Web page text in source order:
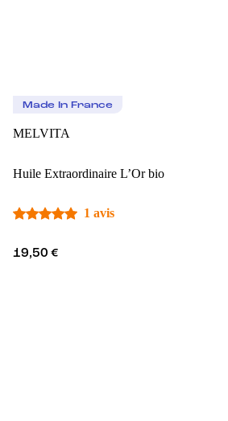
Made In France
MELVITA
Huile Extraordinaire L’Or bio
1 avis
19,50 €